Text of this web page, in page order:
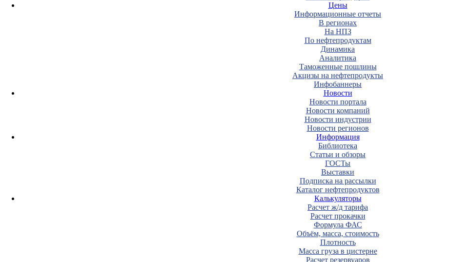
Цены
Информационные отчеты
В регионах
На НПЗ
По нефтепродуктам
Динамика
Аналитика
Таможенные пошлины
Акцизы на нефтепродукты
Инфобаннеры
Новости
Новости портала
Новости компаний
Новости индустрии
Новости регионов
Информация
Библиотека
Статьи и обзоры
ГОСТы
Выставки
Подписка на рассылки
Каталог нефтепродуктов
Калькуляторы
Расчет ж/д тарифа
Расчет прокачки
Формула ФАС
Объём, масса, стоимость
Плотность
Масса груза в цистерне
Расчет резервуаров